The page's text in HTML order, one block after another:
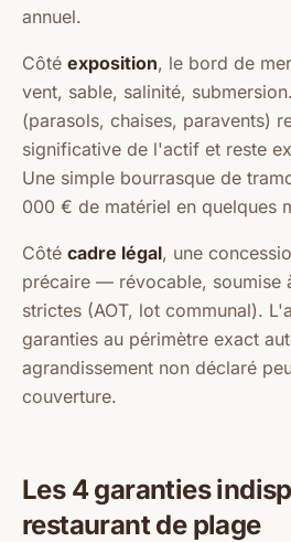
annuel.
Côté exposition, le bord de
vent, sable, salinité,
(parasols, chaises, paravents)
significative de l'actif et reste
Une simple bourrasque de
000 € de matériel en quelques
Côté cadre légal, une
précaire — révocable, soumise
strictes (AOT, lot communal).
garanties au périmètre exact
agrandissement non déclaré
couverture.
Les 4 garanties
restaurant de plage